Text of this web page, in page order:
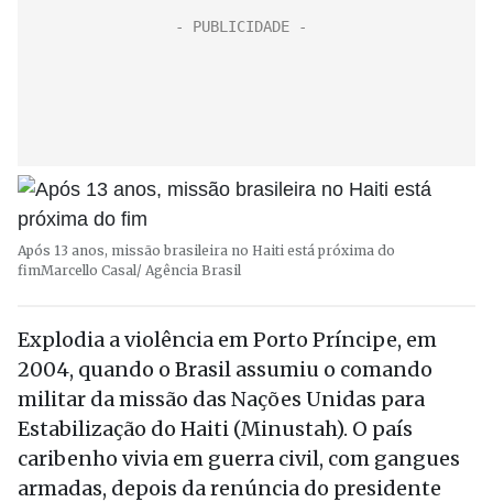
Após 13 anos, missão brasileira no Haiti está próxima do
fimMarcello Casal/ Agência Brasil
Explodia a violência em Porto Príncipe, em
2004, quando o Brasil assumiu o comando
militar da missão das Nações Unidas para
Estabilização do Haiti (Minustah). O país
caribenho vivia em guerra civil, com gangues
armadas, depois da renúncia do presidente